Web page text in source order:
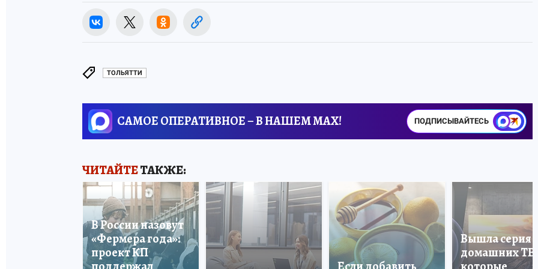
ТОЛЬЯТТИ
САМОЕ ОПЕРАТИВНОЕ – В НАШЕМ MAX! ПОДПИСЫВАЙТЕСЬ
ЧИТАЙТЕТАКЖЕ:
В России назовут
«Фермера года»:
проект КП
Вышла серия
домашних ТВ,